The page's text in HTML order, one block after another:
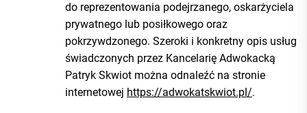
do reprezentowania podejrzanego, oskarżyciela
prywatnego lub posiłkowego oraz
pokrzywdzonego. Szeroki i konkretny opis usług
świadczonych przez Kancelarię Adwokacką
Patryk Skwiot można odnaleźć na stronie
internetowej https://adwokatskwiot.pl/.